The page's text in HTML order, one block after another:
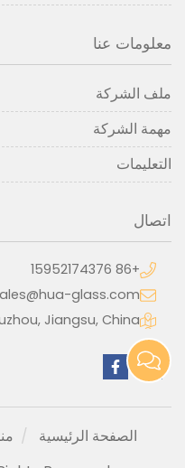
معلومات عنا
ملف الشركة
مهمة الشركة
التعليمات
اتصال
+86 15952174376
glass.com
Jiangsu, China.
الصفحة الرئيسية